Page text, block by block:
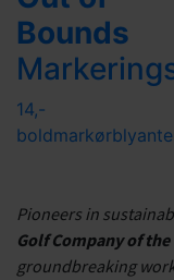
Bounds
14,-
boldmarkør
Pioneers in
Golf Company of the
groundbreaking